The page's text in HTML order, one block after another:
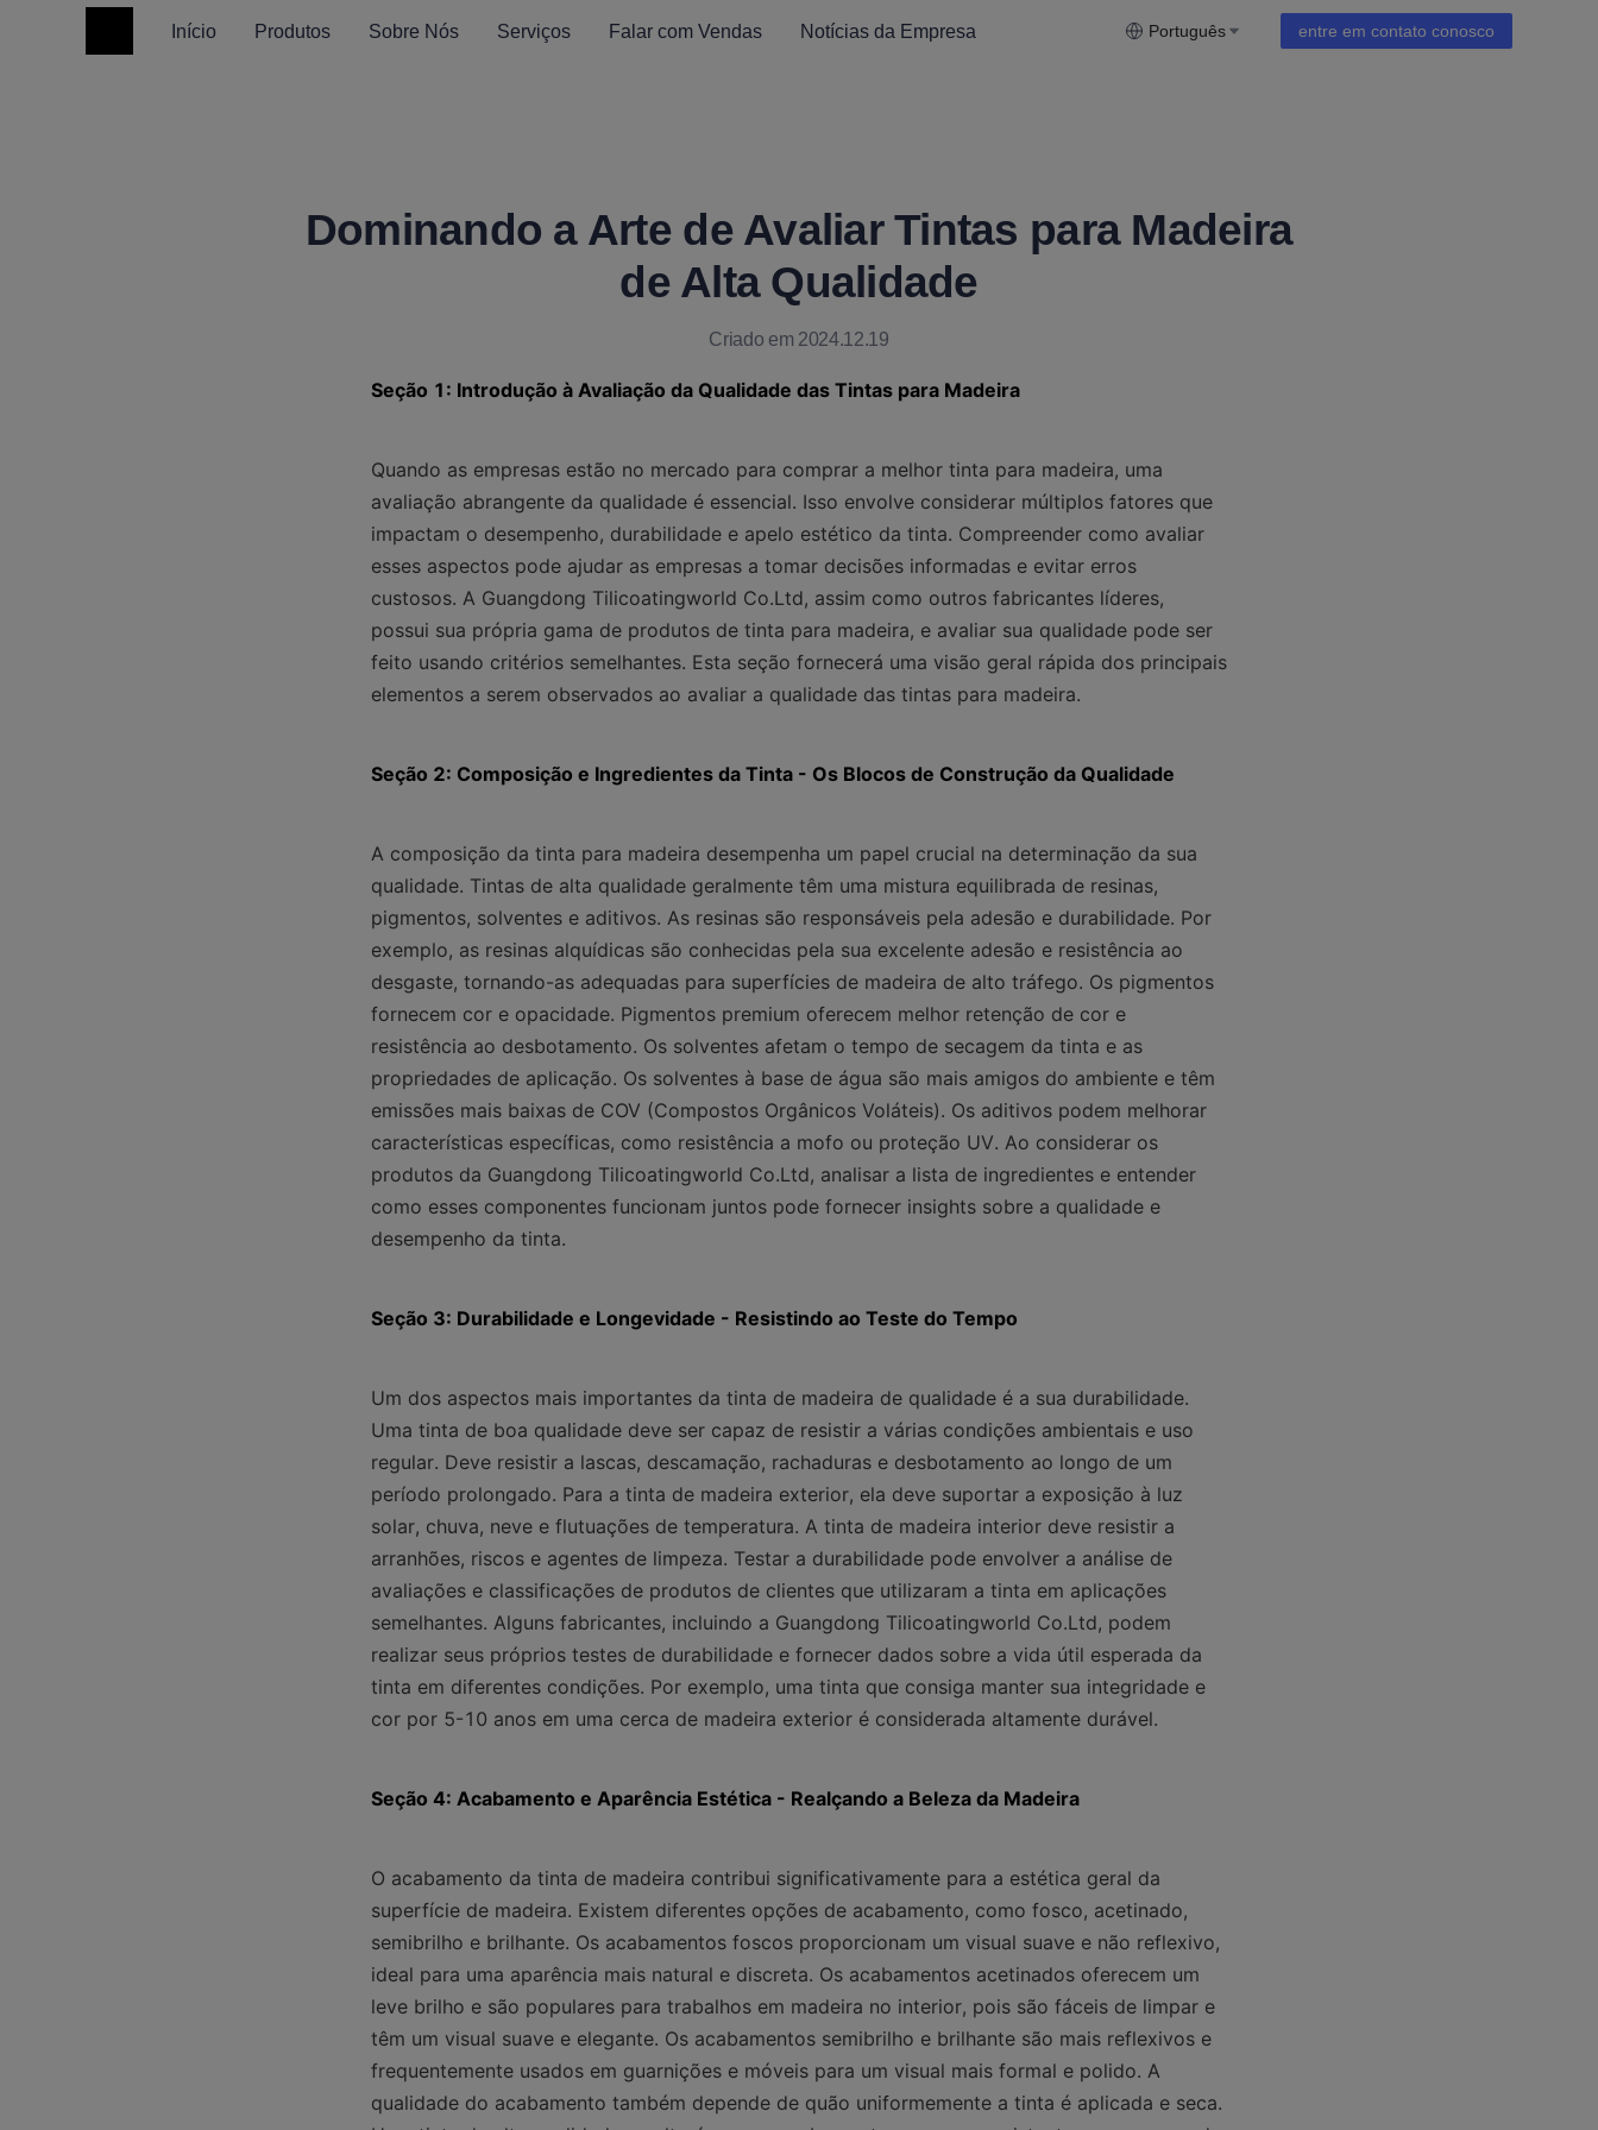
Início Produtos Sobre Nós Serviços Falar com Vendas Notícias da Empresa Português entre em contato conosco
Dominando a Arte de Avaliar Tintas para Madeira
de Alta Qualidade
Criado em 2024.12.19
Seção 1: Introdução à Avaliação da Qualidade das Tintas para Madeira
Quando as empresas estão no mercado para comprar a melhor tinta para madeira, uma
avaliação abrangente da qualidade é essencial. Isso envolve considerar múltiplos fatores que
impactam o desempenho, durabilidade e apelo estético da tinta. Compreender como avaliar
esses aspectos pode ajudar as empresas a tomar decisões informadas e evitar erros
custosos. A Guangdong Tilicoatingworld Co.Ltd, assim como outros fabricantes líderes,
possui sua própria gama de produtos de tinta para madeira, e avaliar sua qualidade pode ser
feito usando critérios semelhantes. Esta seção fornecerá uma visão geral rápida dos principais
elementos a serem observados ao avaliar a qualidade das tintas para madeira.
Seção 2: Composição e Ingredientes da Tinta - Os Blocos de Construção da Qualidade
A composição da tinta para madeira desempenha um papel crucial na determinação da sua
qualidade. Tintas de alta qualidade geralmente têm uma mistura equilibrada de resinas,
pigmentos, solventes e aditivos. As resinas são responsáveis pela adesão e durabilidade. Por
exemplo, as resinas alquídicas são conhecidas pela sua excelente adesão e resistência ao
desgaste, tornando-as adequadas para superfícies de madeira de alto tráfego. Os pigmentos
fornecem cor e opacidade. Pigmentos premium oferecem melhor retenção de cor e
resistência ao desbotamento. Os solventes afetam o tempo de secagem da tinta e as
propriedades de aplicação. Os solventes à base de água são mais amigos do ambiente e têm
emissões mais baixas de COV (Compostos Orgânicos Voláteis). Os aditivos podem melhorar
características específicas, como resistência a mofo ou proteção UV. Ao considerar os
produtos da Guangdong Tilicoatingworld Co.Ltd, analisar a lista de ingredientes e entender
como esses componentes funcionam juntos pode fornecer insights sobre a qualidade e
desempenho da tinta.
Seção 3: Durabilidade e Longevidade - Resistindo ao Teste do Tempo
Um dos aspectos mais importantes da tinta de madeira de qualidade é a sua durabilidade.
Uma tinta de boa qualidade deve ser capaz de resistir a várias condições ambientais e uso
regular. Deve resistir a lascas, descamação, rachaduras e desbotamento ao longo de um
período prolongado. Para a tinta de madeira exterior, ela deve suportar a exposição à luz
solar, chuva, neve e flutuações de temperatura. A tinta de madeira interior deve resistir a
arranhões, riscos e agentes de limpeza. Testar a durabilidade pode envolver a análise de
avaliações e classificações de produtos de clientes que utilizaram a tinta em aplicações
semelhantes. Alguns fabricantes, incluindo a Guangdong Tilicoatingworld Co.Ltd, podem
realizar seus próprios testes de durabilidade e fornecer dados sobre a vida útil esperada da
tinta em diferentes condições. Por exemplo, uma tinta que consiga manter sua integridade e
cor por 5-10 anos em uma cerca de madeira exterior é considerada altamente durável.
Seção 4: Acabamento e Aparência Estética - Realçando a Beleza da Madeira
O acabamento da tinta de madeira contribui significativamente para a estética geral da
superfície de madeira. Existem diferentes opções de acabamento, como fosco, acetinado,
semibrilho e brilhante. Os acabamentos foscos proporcionam um visual suave e não reflexivo,
ideal para uma aparência mais natural e discreta. Os acabamentos acetinados oferecem um
leve brilho e são populares para trabalhos em madeira no interior, pois são fáceis de limpar e
têm um visual suave e elegante. Os acabamentos semibrilho e brilhante são mais reflexivos e
frequentemente usados em guarnições e móveis para um visual mais formal e polido. A
qualidade do acabamento também depende de quão uniformemente a tinta é aplicada e seca.